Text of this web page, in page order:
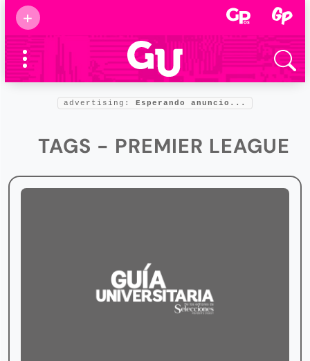
+
Supermamás
2025
Marcas de
confianza
Foro salud
advertising: Esperando anuncio...
TAGS - PREMIER LEAGUE